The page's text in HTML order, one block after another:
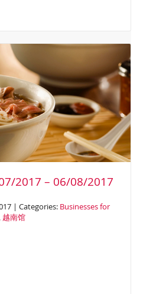
2017 – 06/08/2017
| Categories: Businesses for
, 越南馆